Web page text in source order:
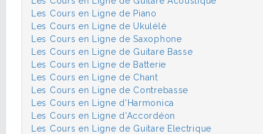
Les Cours en Ligne de Piano
Les Cours en Ligne de Ukulélé
Les Cours en Ligne de Saxophone
Les Cours en Ligne de Guitare Basse
Les Cours en Ligne de Batterie
Les Cours en Ligne de Chant
Les Cours en Ligne de Contrebasse
Les Cours en Ligne d'Harmonica
Les Cours en Ligne d'Accordéon
Les Cours en Ligne de Guitare Electrique